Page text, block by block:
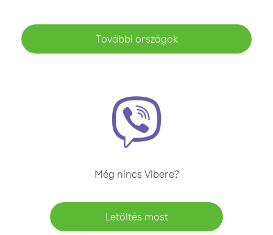
További országok
Még nincs Vibere?
Letöltés most